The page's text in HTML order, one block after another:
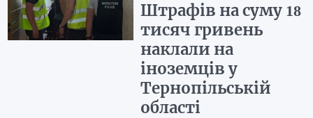
Штрафів на суму 18
тисяч гривень
наклали на
іноземців у
Тернопільській
області